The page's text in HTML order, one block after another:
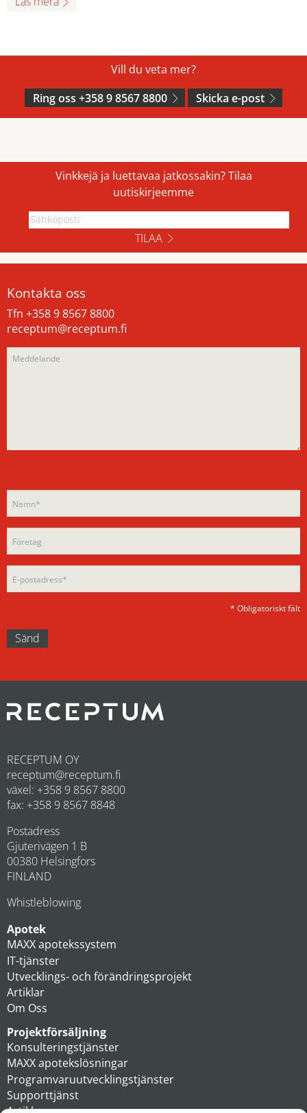
Vill du veta mer?
Ring oss +358 9 8567 8800
Skicka e-post
Vinkkejä ja luettavaa jatkossakin? Tilaa
uutiskirjeemme
TILAA
Kontakta oss
Tfn +358 9 8567 8800
receptum@receptum.fi
leave
this
empty.
Please
leave
this
field
empty.
* Obligatoriskt fält
RECEPTUM OY
receptum@receptum.fi
växel: +358 9 8567 8800
fax: +358 9 8567 8848
Postadress
Gjuterivägen 1 B
00380 Helsingfors
FINLAND
Whistleblowing
Apotek
MAXX apotekssystem
IT-tjänster
Utvecklings- och förändringsprojekt
Artiklar
Om Oss
Projektförsäljning
Konsulteringstjänster
MAXX apotekslösningar
Programvaruutvecklingstjänster
Supporttjänst